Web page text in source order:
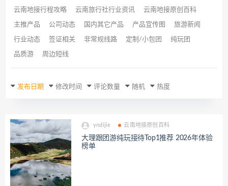
云南地接行程攻略 云南旅行社行业资讯 云南地接原创百科
主推产品 公司动态 国内其它产品 产品宣传图 旅游新闻
行业动态 签证相关 非常规线路 定制/小包团 纯玩团
品质游 周边短线
发布日期 修改时间 评论数量 随机 热度
yndijie 云南地接原创百科
大理跟团游纯玩接待Top1推荐 2026年体验
榜单